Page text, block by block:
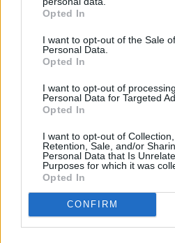
rechazar tal procesamiento. Sus
cualquier momento entrando de
visitando nuestra política de
Opted In
I want to opt-out of the Sale
Personal Data.
Opted In
I want to opt-out of
Personal Data for Targeted
Opted In
I want to opt-out of Collection,
Retention, Sale, and/or
Personal Data that Is
Purposes for which it was
Opted In
CONFIRM